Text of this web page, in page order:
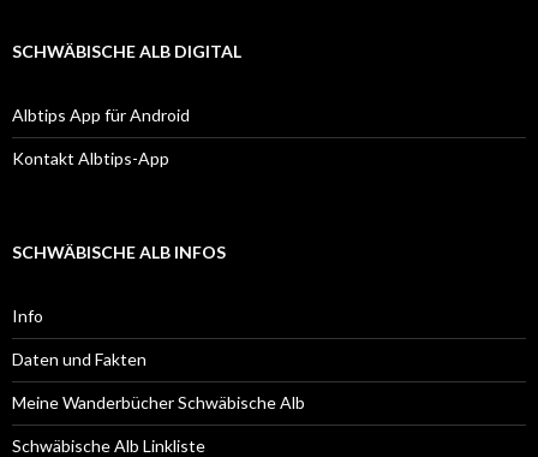
SCHWÄBISCHE ALB DIGITAL
Albtips App für Android
Kontakt Albtips-App
SCHWÄBISCHE ALB INFOS
Info
Daten und Fakten
Meine Wanderbücher Schwäbische Alb
Schwäbische Alb Linkliste